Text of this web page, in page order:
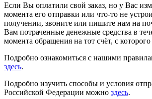
Если Вы оплатили свой заказ, но у Вас
момента его отправки или что-то не
получении, звоните или пишите нам на
Вам потраченные денежные средства в
момента обращения на тот счёт, с
Подробно ознакомиться с нашими
здесь.
Подробно изучить способы и условия
Российской Федерации можно здесь.